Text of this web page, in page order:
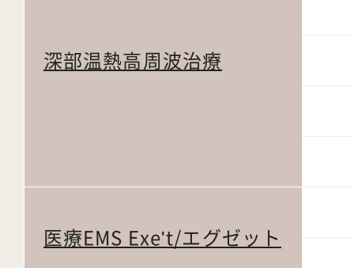
深部温熱高周波治療
医療EMS Exe't/エグゼット